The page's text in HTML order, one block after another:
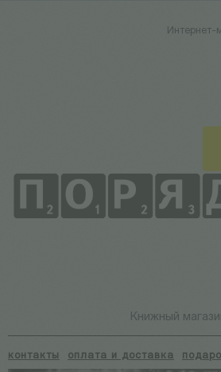
Интернет-
Книжный
контакты оплата и доставка